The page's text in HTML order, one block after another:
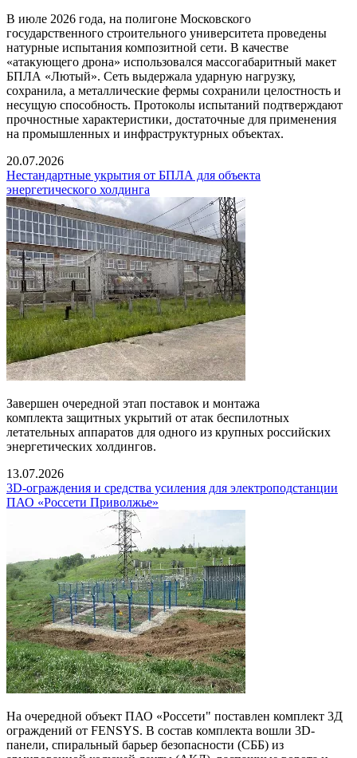
В июле 2026 года, на полигоне Московского
государственного строительного университета проведены
натурные испытания композитной сети. В качестве
«атакующего дрона» использовался массогабаритный макет
БПЛА «Лютый». Сеть выдержала ударную нагрузку,
сохранила, а металлические фермы сохранили целостность и
несущую способность. Протоколы испытаний подтверждают
прочностные характеристики, достаточные для применения
на промышленных и инфраструктурных объектах.
20.07.2026
Нестандартные укрытия от БПЛА для объекта
энергетического холдинга
Завершен очередной этап поставок и монтажа
комплекта защитных укрытий от атак беспилотных
летательных аппаратов для одного из крупных российских
энергетических холдингов.
13.07.2026
3D-ограждения и средства усиления для электроподстанции
ПАО «Россети Приволжье»
На очередной объект ПАО «Россети" поставлен комплект 3Д
ограждений от FENSYS. В состав комплекта вошли 3D-
панели, спиральный барьер безопасности (СББ) из